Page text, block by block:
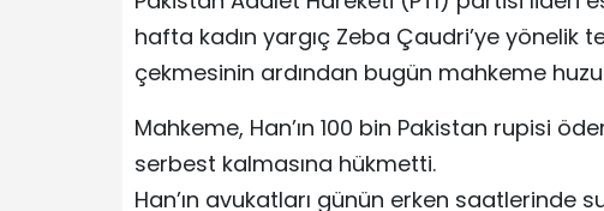
hafta kadın yargıç Zeba Çaudri’ye yönelik
çekmesinin ardından bugün mahkeme
Mahkeme, Han’ın 100 bin Pakistan rupisi
serbest kalmasına hükmetti.
Han’ın avukatları günün erken saatlerinde